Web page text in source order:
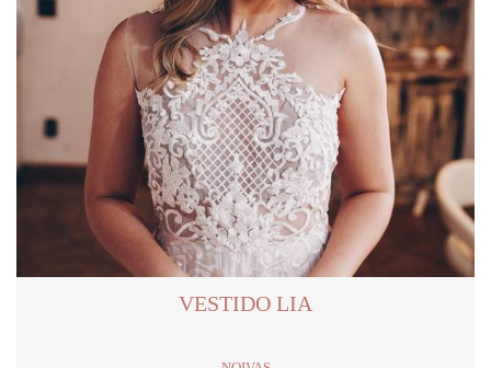
VESTIDO LIA